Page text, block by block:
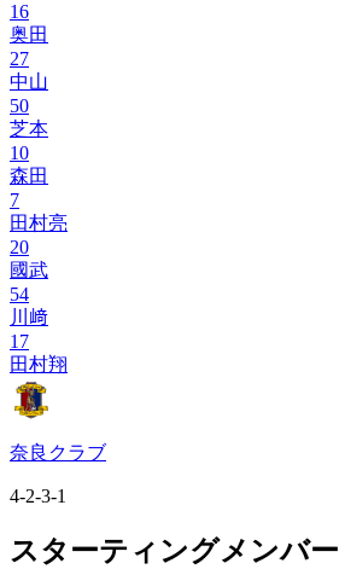
16
奥田
27
中山
50
芝本
10
森田
7
田村亮
20
國武
54
川﨑
17
田村翔
奈良クラブ
4-2-3-1
スターティングメンバー